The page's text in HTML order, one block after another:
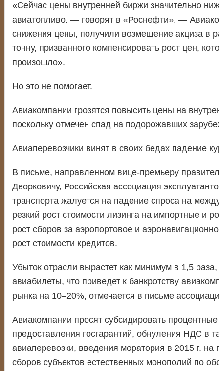
«Сейчас цены внутренней биржи значительно
авиатопливо, — говорят в «Роснефти». —
снижения цены, получили возмещение акциза в
тонну, призванного компенсировать рост цен,
произошло».
Но это не помогает.
Авиакомпании грозятся повысить цены на
поскольку отмечен спад на подорожавших
Авиаперевозчики винят в своих бедах падение
В письме, направленном вице-премьеру
Дворковичу, Российская ассоциация
транспорта жалуется на падение спроса на
резкий рост стоимости лизинга на импортные и
рост сборов за аэропортовое и
рост стоимости кредитов.
Убыток отрасли вырастет как минимум в 1,5
авиабилеты, что приведет к банкротству
рынка на 10–20%, отмечается в письме
Авиакомпании просят субсидировать
предоставления госгарантий, обнуления НДС в
авиаперевозки, введения моратория в 2015 г. на
сборов субъектов естественных монополий по